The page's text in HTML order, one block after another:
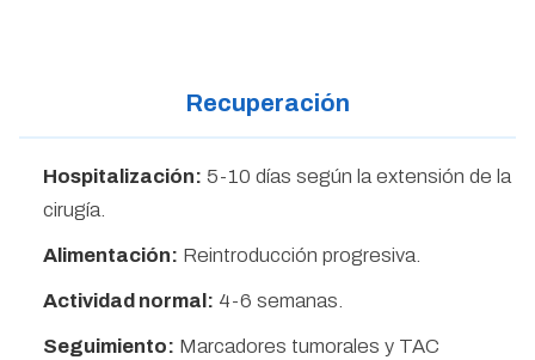
Recuperación
Hospitalización: 5-10 días según la extensión de la
cirugía.
Alimentación: Reintroducción progresiva.
Actividad normal: 4-6 semanas.
Seguimiento: Marcadores tumorales y TAC